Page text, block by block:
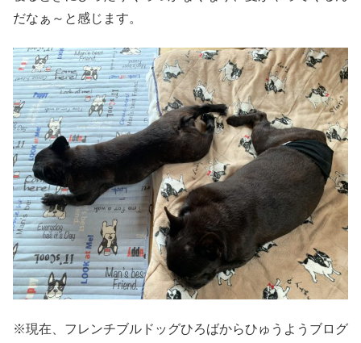
だなぁ～と感じます。
※現在、フレンチブルドッグひろばからひゅうようブログ